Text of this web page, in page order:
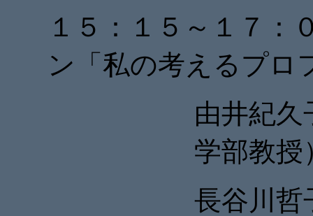
１５：１５～１７
ン「私の考えるプロ
由井紀久
学部教授
長谷川哲